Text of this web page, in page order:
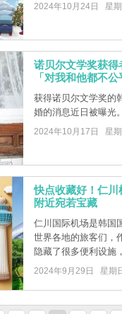
2024年10月24日 星
诺贝尔文学奖获
「对我和他都不公
获得诺贝尔文学奖的
婚的消息近日被曝光。
2024年10月17日 星
快点收藏好！仁川
附近宛若宝藏
仁川国际机场是韩国
世界各地的旅客们，
隐藏了很多便利设施
2024年9月29日 星期